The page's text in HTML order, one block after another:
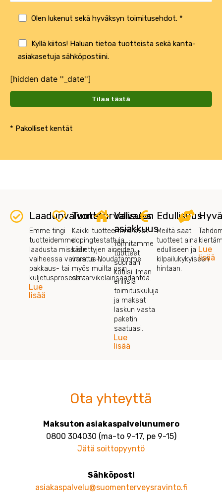
Olen lukenut sekä hyväksyn toimitusehdot. *
Kyllä kiitos! Haluan tietoa tuotteista sekä kanta-
asiakasetuja sähköpostiini.
[hidden date ''_date'']
* Pakolliset kentät
Laadunvalvonta
Emme tingi
tuotteidemme
laadusta missään
vaiheessa valmistus-,
pakkaus- tai
kuljetusprosessia.
Lue
lisää
Tuoteturvallisuus
Kaikki tuotteemme ovat
dopingtestattuja
kiellettyjen aineiden
varalta. Noudatamme
myös muilta osin
elintarvikelainsäädäntöä.
Vaivaton
asiakkuus
Toimitamme
tuotteet
suoraan
kotiisi ilman
erillisiä
toimituskuluja
ja maksat
laskun vasta
paketin
saatuasi.
Lue
lisää
Edullisuus
Meiltä saat
tuotteet aina
edulliseen ja
kilpailukykyiseen
hintaan.
Lue
lisää
Ota yhteyttä
Maksuton asiakaspalvelunumero
0800 304030 (ma-to 9–17, pe 9-15)
Jätä soittopyyntö
Sähköposti
asiakaspalvelu@suomenterveysravinto.fi